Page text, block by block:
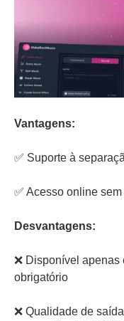
Vantagens:
✅ Suporte à
✅ Acesso online
Desvantagens:
❌ Disponível
obrigatório
❌ Qualidade de